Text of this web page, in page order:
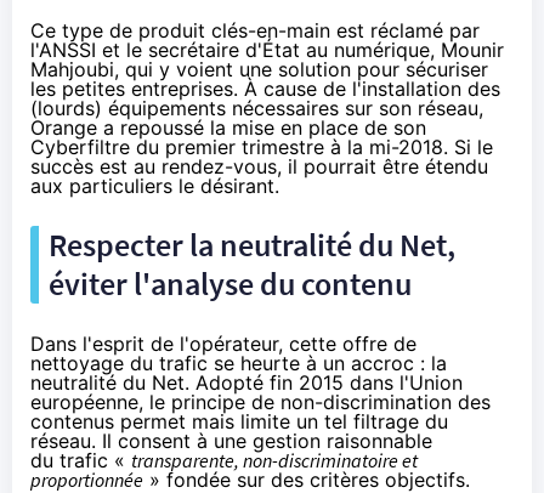
Ce type de produit clés-en-main est réclamé par
l'ANSSI et le secrétaire d'État au numérique, Mounir
Mahjoubi, qui y voient une solution pour sécuriser
les petites entreprises. À cause de l'installation des
(lourds) équipements nécessaires sur son réseau,
Orange a repoussé la mise en place de son
Cyberfiltre du premier trimestre à la mi-2018. Si le
succès est au rendez-vous, il pourrait être étendu
aux particuliers le désirant.
Respecter la neutralité du Net,
éviter l'analyse du contenu
Dans l'esprit de l'opérateur, cette offre de
nettoyage du trafic se heurte à un accroc : la
neutralité du Net. Adopté fin 2015 dans l'Union
européenne, le principe de non-discrimination des
contenus permet mais limite un tel filtrage du
réseau. Il consent à une gestion raisonnable
du trafic « transparente, non-discriminatoire et
proportionnée » fondée sur des critères objectifs.